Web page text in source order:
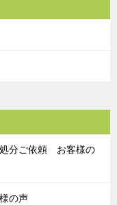
処分ご依頼 お客様の
の声